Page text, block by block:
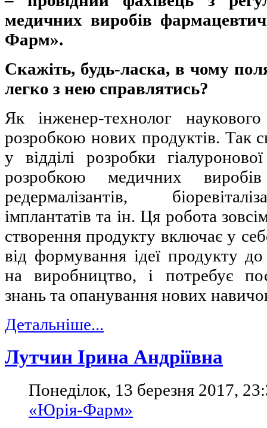
медичних виробів
Фарм».
Скажіть, будь-ласка, в чому
легко з нею справлятись?
Як інженер-технолог
розробкою нових продуктів. Так
у відділі розробки
розробкою медичних
редермалізантів,
імплантатів та ін. Ця робота
створення продукту включає у
від формування ідеї продукту до
на виробництво, і потребує
знань та опанування нових
Детальніше...
Лутчин Ірина Андріївна
Понеділок, 13 березня 2017,
«Юрія-Фарм»